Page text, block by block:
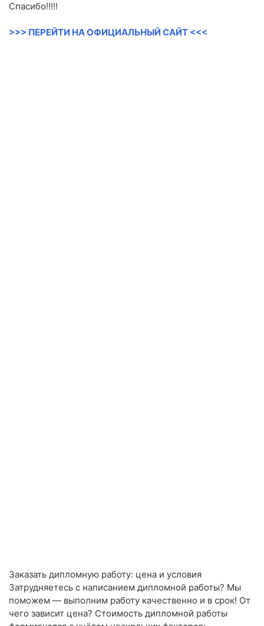
Спасибо!!!!!
>>> ПЕРЕЙТИ НА ОФИЦИАЛЬНЫЙ САЙТ <<<
Заказать дипломную работу: цена и условия
Затрудняетесь с написанием дипломной работы? Мы
поможем — выполним работу качественно и в срок! От
чего зависит цена? Стоимость дипломной работы